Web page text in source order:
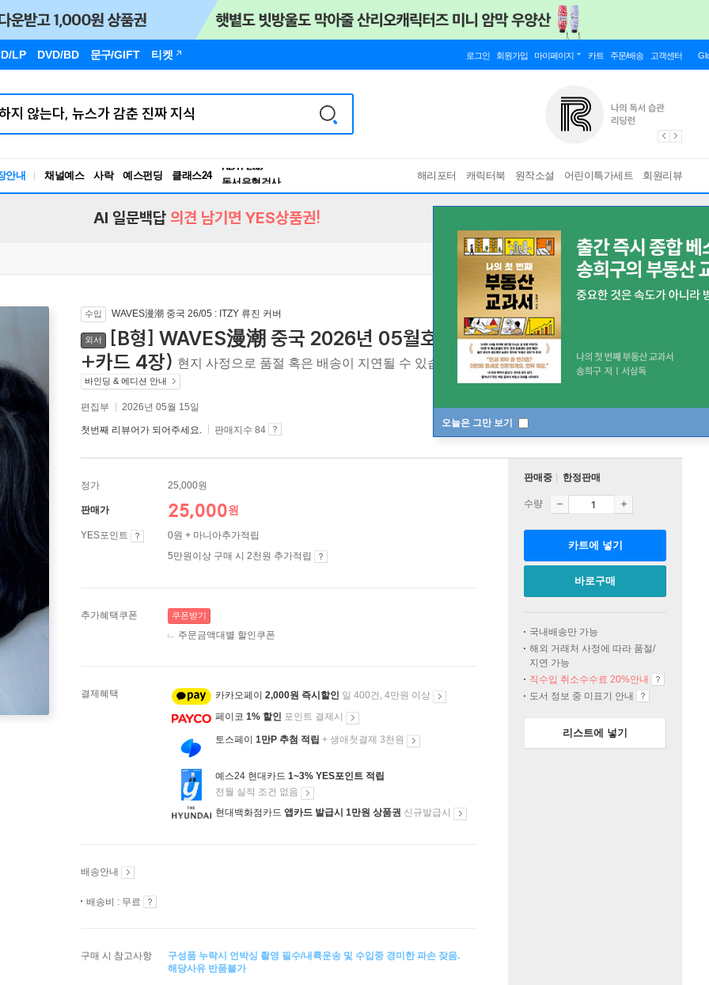
LP DVD/BD 문구/GIFT 티켓 로그인 회원가입 마이페이지 카트 주문/배송 고객센터
안내 채널예스 사락 예스펀딩 클래스24
독서유형검사
RBTI Lab
해리포터 캐릭터북 원작소설 어린이특가세트 회원리뷰
오늘은 그만 보기
AI 일문백답 의견 남기면 YES상품권!
수입 WAVES漫潮 중국 26/05 : ITZY 류진 커버
외서
[B형] WAVES漫潮 중국 2026년 05월호 : ITZY 류진 커버 (B형 잡지
+카드 4장) 현지 사정으로 품절 혹은 배송이 지연될 수 있습니다 [ 스페셜 오더 / 반품 불가 / 중국판 ]
바인딩 & 에디션 안내
편집부 2026년 05월 15일
첫번째 리뷰어가 되어주세요. 판매지수 84
정가 25,000원
판매가 25,000원
YES포인트
0원 + 마니아추가적립
5만원이상 구매 시 2천원 추가적립
추가혜택쿠폰 쿠폰받기
주문금액대별 할인쿠폰
결제혜택 카카오페이 2,000원 즉시할인 일 400건, 4만원 이상
페이코 1% 할인 포인트 결제시
토스페이 1만P 추첨 적립 + 생애첫결제 3천원
예스24 현대카드 1~3% YES포인트 적립
전월 실적 조건 없음
현대백화점카드 앱카드 발급시 1만원 상품권 신규발급시
배송안내
배송비 : 무료
구매 시 참고사항
구성품 누락시 언박싱 촬영 필수/내륙운송 및 수입중 경미한 파손 잦음.
해당사유 반품불가
판매중 한정판매
수량
카트에 넣기
바로구매
국내배송만 가능
해외 거래처 사정에 따라 품절/
지연 가능
직수입 취소수수료 20%안내
도서 정보 중 미표기 안내
리스트에 넣기